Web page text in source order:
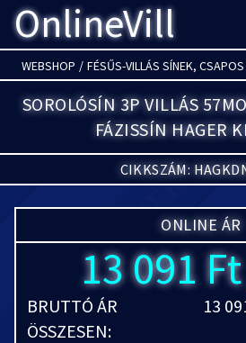
OnlineVill
WEBSHOP / FÉSŰS-VILLÁS SÍNEK,
SOROLÓSÍN 3P VILLÁS
FÁZISSÍN HAGER
CIKKSZÁM:
ONLINE ÁR
13 091
BRUTTÓ ÁR
ÖSSZESEN:
13